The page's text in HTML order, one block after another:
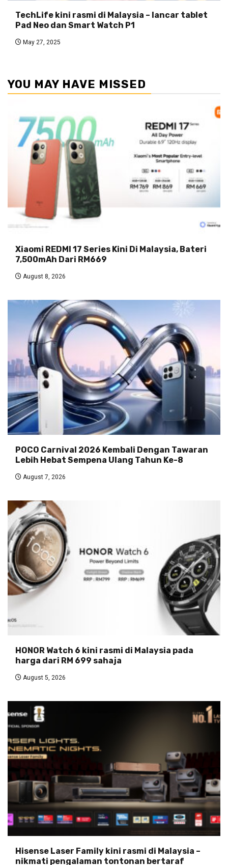
TechLife kini rasmi di Malaysia – lancar tablet
Pad Neo dan Smart Watch P1
May 27, 2025
YOU MAY HAVE MISSED
Xiaomi REDMI 17 Series Kini Di Malaysia, Bateri
7,500mAh Dari RM669
August 8, 2026
POCO Carnival 2026 Kembali Dengan Tawaran
Lebih Hebat Sempena Ulang Tahun Ke-8
August 7, 2026
HONOR Watch 6 kini rasmi di Malaysia pada
harga dari RM 699 sahaja
August 5, 2026
Hisense Laser Family kini rasmi di Malaysia –
nikmati pengalaman tontonan bertaraf